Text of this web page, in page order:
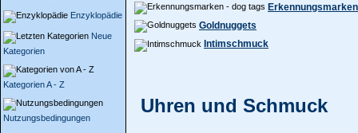
Enzyklopädie
Neue
Kategorien
Kategorien A - Z
Nutzungsbedingungen
Goldnuggets
Intimschmuck
Uhren und Schmuck